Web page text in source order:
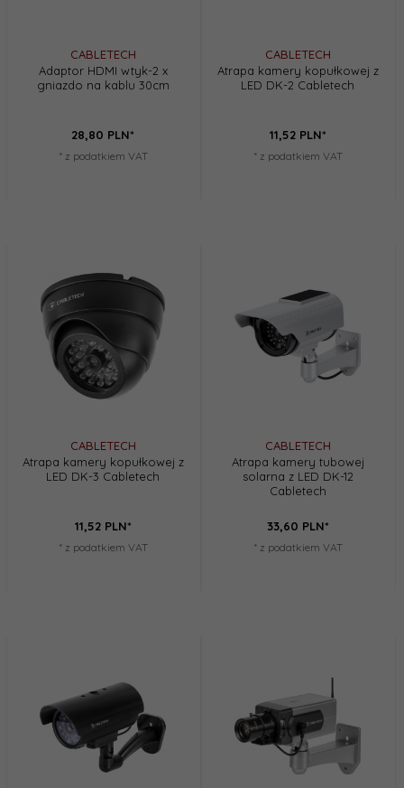
CABLETECH
Adaptor HDMI wtyk-2 x
gniazdo na kablu 30cm
28,80 PLN*
* z podatkiem VAT
CABLETECH
Atrapa kamery kopułkowej z
LED DK-2 Cabletech
11,52 PLN*
* z podatkiem VAT
CABLETECH
Atrapa kamery kopułkowej z
LED DK-3 Cabletech
11,52 PLN*
* z podatkiem VAT
CABLETECH
Atrapa kamery tubowej
solarna z LED DK-12
Cabletech
33,60 PLN*
* z podatkiem VAT